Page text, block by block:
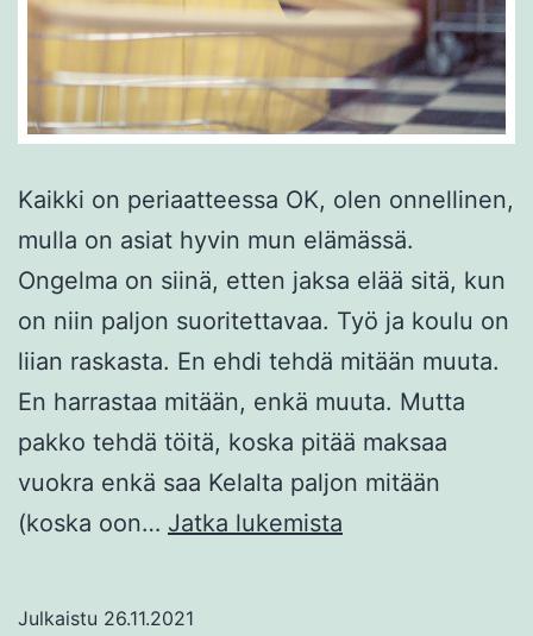
Kaikki on periaatteessa OK, olen onnellinen,
mulla on asiat hyvin mun elämässä.
Ongelma on siinä, etten jaksa elää sitä, kun
on niin paljon suoritettavaa. Työ ja koulu on
liian raskasta. En ehdi tehdä mitään muuta.
En harrastaa mitään, enkä muuta. Mutta
pakko tehdä töitä, koska pitää maksaa
vuokra enkä saa Kelalta paljon mitään
(koska oon… Jatka lukemista
Julkaistu 26.11.2021